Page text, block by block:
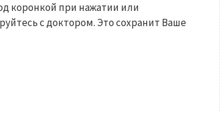
коронкой при нажатии или
с доктором. Это сохранит Ваше